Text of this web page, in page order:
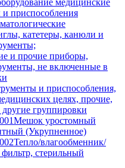
приспособления
катетеры, канюли и
и прочие приборы,
не включенные в
и приспособления,
целях, прочие,
группировки
Мешок уростомный
(Укрупненное)
Тепло/влагообменник/
стерильный